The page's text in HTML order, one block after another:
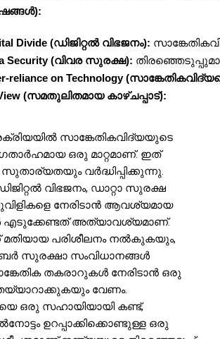
Divide (ഡിജിറ്റൽ വിഭജനം):
Security (വിവര സുരക്ഷ):
reliance on Technology
View (സമതുലിതമായ കാഴ്ചപ്പാട്):
സാങ്കേതികവിദ്യയുടെ
ഒരു മാറ്റമാണ്. ഇത്
വർദ്ധിപ്പിക്കുന്നു.
വിഭജനം, ഡാറ്റാ സുരക്ഷ
നേരിടാൻ ആവശ്യമായ
അത്യാവശ്യമാണ്.
പരിശീലനം നൽകുകയും,
സുരക്ഷാ സംവിധാനങ്ങൾ
തകരാറുകൾ നേരിടാൻ ഒരു
വേണം.
ഒരു സഹായിയായി കണ്ട്,
ഉറപ്പാക്കിക്കൊണ്ടുള്ള ഒരു